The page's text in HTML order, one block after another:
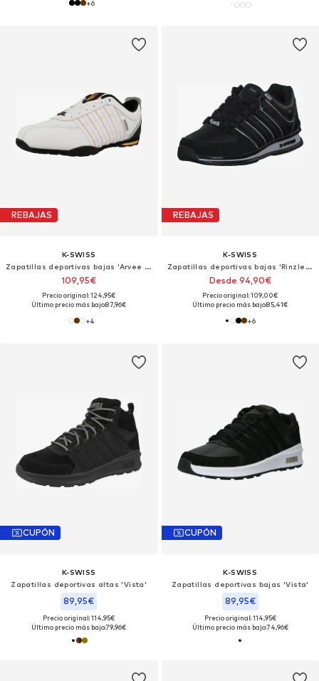
+6
REBAJAS
K-SWISS
Zapatillas deportivas bajas 'Arvee 1.5'
109,95€
Precio original: 124,95€
Último precio más bajo:87,96€
+4
REBAJAS
K-SWISS
Zapatillas deportivas bajas 'Rinzler SP'
Desde 94,90€
Precio original: 109,00€
Último precio más bajo:85,41€
+6
CUPÓN
K-SWISS
Zapatillas deportivas altas 'Vista'
89,95€
Precio original: 114,95€
Último precio más bajo:79,96€
CUPÓN
K-SWISS
Zapatillas deportivas bajas 'Vista'
89,95€
Precio original: 114,95€
Último precio más bajo:74,96€